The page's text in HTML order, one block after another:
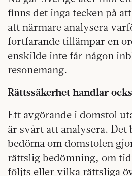
finns det inga tecken på
att närmare analysera
fortfarande tillämpar en
enskilde inte får någon
resonemang.
Rättssäkerhet handlar
Ett avgörande i domstol
är svårt att analysera.
bedöma om domstolen
rättslig bedömning, om
följts eller vilka rättsliga